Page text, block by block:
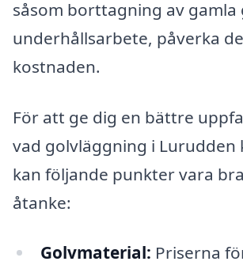
såsom borttagning av gamla
underhållsarbete, påverka
kostnaden.
För att ge dig en bättre
vad golvläggning i Lurudden
kan följande punkter vara
åtanke:
Golvmaterial: Priserna